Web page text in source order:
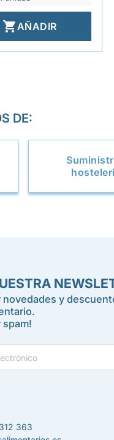
AÑADIR
DE:
y
spam!
363